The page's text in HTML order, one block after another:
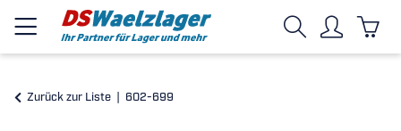
Zurück zur Liste 602-699